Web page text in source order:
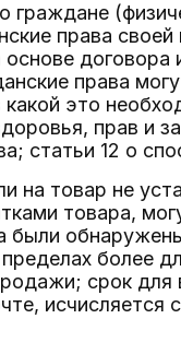
граждане
права
основе
права
это
прав и
статьи 12 о
на товар не
товара,
были
более
срок для
исчисляется